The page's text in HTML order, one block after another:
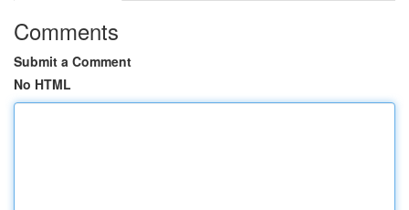
Comments
Submit a Comment
No HTML